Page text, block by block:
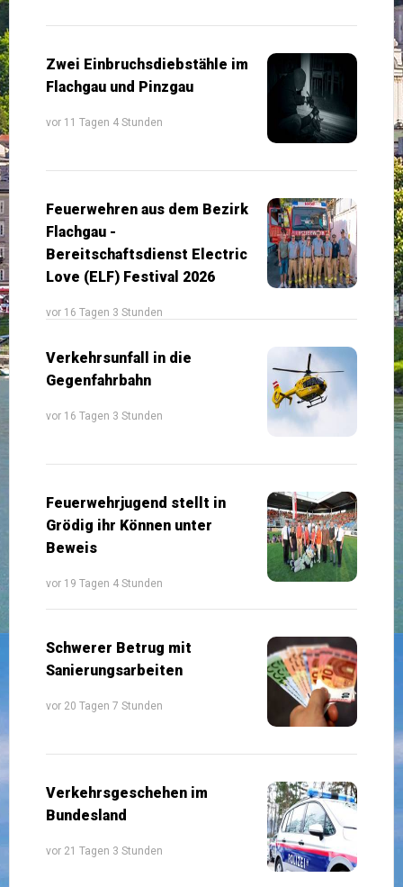
Zwei Einbruchsdiebstähle im
Flachgau und Pinzgau
vor 11 Tagen 4 Stunden
Feuerwehren aus dem Bezirk
Flachgau -
Bereitschaftsdienst Electric
Love (ELF) Festival 2026
vor 16 Tagen 3 Stunden
Verkehrsunfall in die
Gegenfahrbahn
vor 16 Tagen 3 Stunden
Feuerwehrjugend stellt in
Grödig ihr Können unter
Beweis
vor 19 Tagen 4 Stunden
Schwerer Betrug mit
Sanierungsarbeiten
vor 20 Tagen 7 Stunden
Verkehrsgeschehen im
Bundesland
vor 21 Tagen 3 Stunden